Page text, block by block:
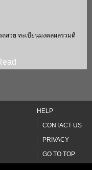
ถสวย ทะเบียนมงคลผลรวมดี
HELP
CONTACT US
PRIVACY
GO TO TOP